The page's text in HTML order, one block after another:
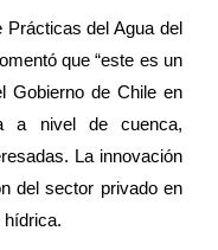
Prácticas del Agua del
que “este es un
Gobierno de Chile en
a nivel de cuenca,
La innovación
del sector privado en
hídrica.